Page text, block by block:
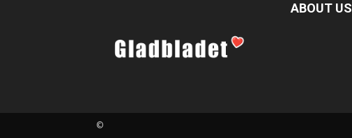
ABOUT US
©